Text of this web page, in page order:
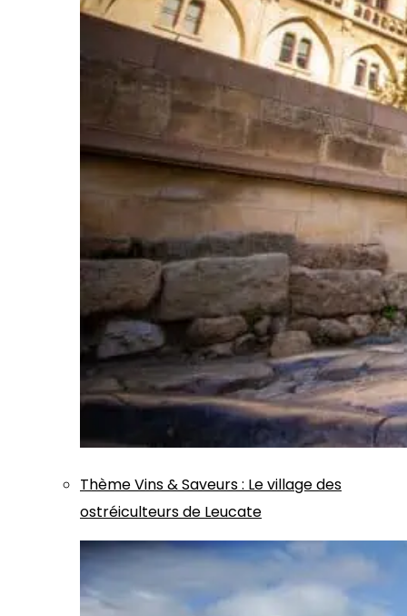
ThèmeVins & Saveurs: Le village des
ostréiculteurs de Leucate